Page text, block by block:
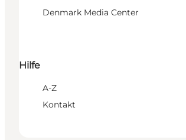
Denmark Media Center
Hilfe
A-Z
Kontakt